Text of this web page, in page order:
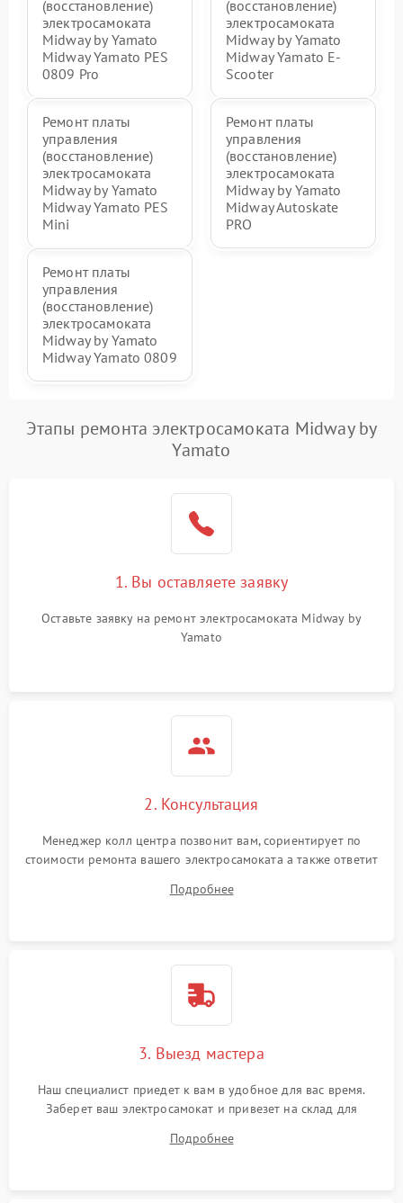
(восстановление)
электросамоката
Midway by Yamato
Midway Yamato PES
0809 Pro
(восстановление)
электросамоката
Midway by Yamato
Midway Yamato E-
Scooter
Ремонт платы
управления
(восстановление)
электросамоката
Midway by Yamato
Midway Yamato PES
Mini
Ремонт платы
управления
(восстановление)
электросамоката
Midway by Yamato
Midway Autoskate
PRO
Ремонт платы
управления
(восстановление)
электросамоката
Midway by Yamato
Midway Yamato 0809
Этапы ремонта электросамоката Midway by
Yamato
1. Вы оставляете заявку
Оставьте заявку на ремонт электросамоката Midway by
Yamato
2. Консультация
Менеджер колл центра позвонит вам, сориентирует по
стоимости ремонта вашего электросамоката а также ответит
Подробнее
3. Выезд мастера
Наш специалист приедет к вам в удобное для вас время.
Заберет ваш электросамокат и привезет на склад для
Подробнее